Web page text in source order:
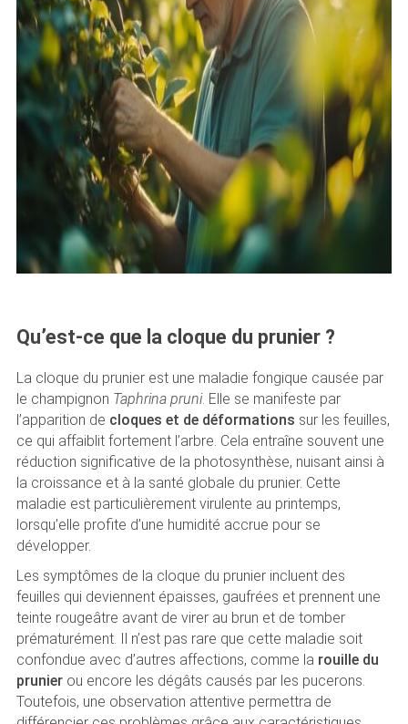
Qu’est-ce que la cloque du prunier ?
La cloque du prunier est une maladie fongique causée par
le champignon Taphrina pruni. Elle se manifeste par
l’apparition de cloques et de déformations sur les feuilles,
ce qui affaiblit fortement l’arbre. Cela entraîne souvent une
réduction significative de la photosynthèse, nuisant ainsi à
la croissance et à la santé globale du prunier. Cette
maladie est particulièrement virulente au printemps,
lorsqu’elle profite d’une humidité accrue pour se
développer.
Les symptômes de la cloque du prunier incluent des
feuilles qui deviennent épaisses, gaufrées et prennent une
teinte rougeâtre avant de virer au brun et de tomber
prématurément. Il n’est pas rare que cette maladie soit
confondue avec d’autres affections, comme la rouille du
prunierou encore les dégâts causés par les pucerons.
Toutefois, une observation attentive permettra de